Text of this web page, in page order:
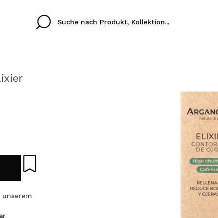
Ich habe hier kein
ICH
Durch die Erstellung
Einkäufe schnell
ESPAÑOL
Ines
colori